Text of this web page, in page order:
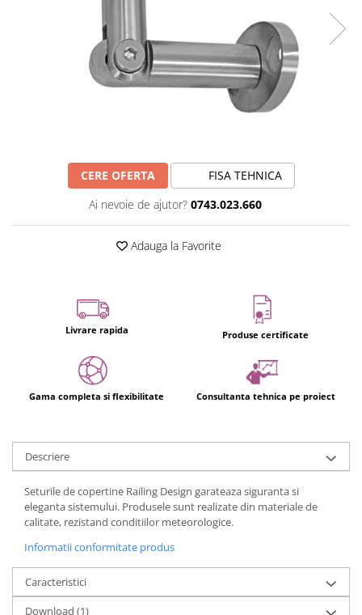
CERE OFERTA
FISA TEHNICA
Ai nevoie de ajutor? 0743.023.660
Adauga la Favorite
Livrare rapida Produse certificate
Gama completa si flexibilitate Consultanta tehnica pe proiect
Descriere
Seturile de copertine Railing Design garateaza siguranta si
eleganta sistemului. Produsele sunt realizate din materiale de
calitate, rezistand conditiilor meteorologice.
Informatii conformitate produs
Caracteristici
Download (1)